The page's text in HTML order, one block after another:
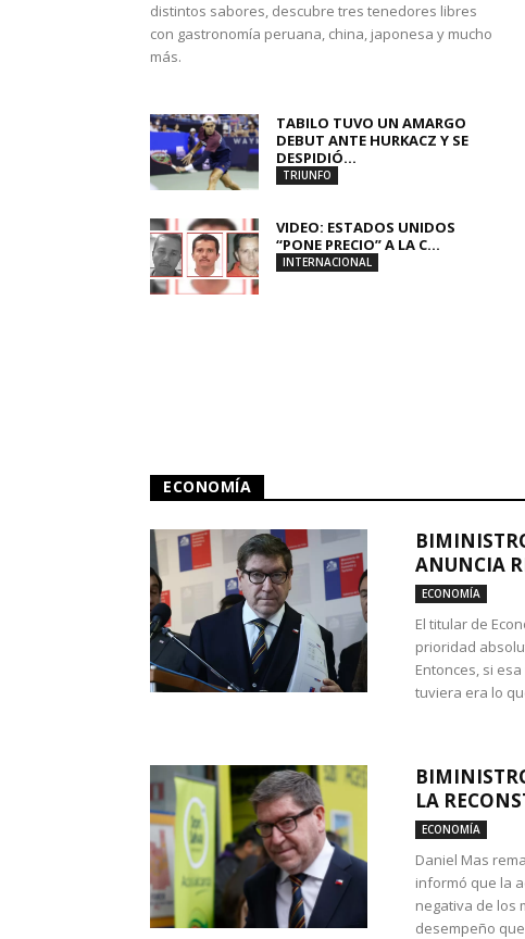
distintos sabores, descubre tres tenedores libres
con gastronomía peruana, china, japonesa y mucho
más.
TABILO TUVO UN AMARGO
DEBUT ANTE HURKACZ Y SE
DESPIDIÓ...
TRIUNFO
VIDEO: ESTADOS UNIDOS
“PONE PRECIO” A LA C...
INTERNACIONAL
ECONOMÍA
ANUNCIA
ECONOMÍA
El titular de
prioridad
Entonces, si
tuviera era lo
LA
ECONOMÍA
Daniel Mas
informó que la
negativa de los
desempeño